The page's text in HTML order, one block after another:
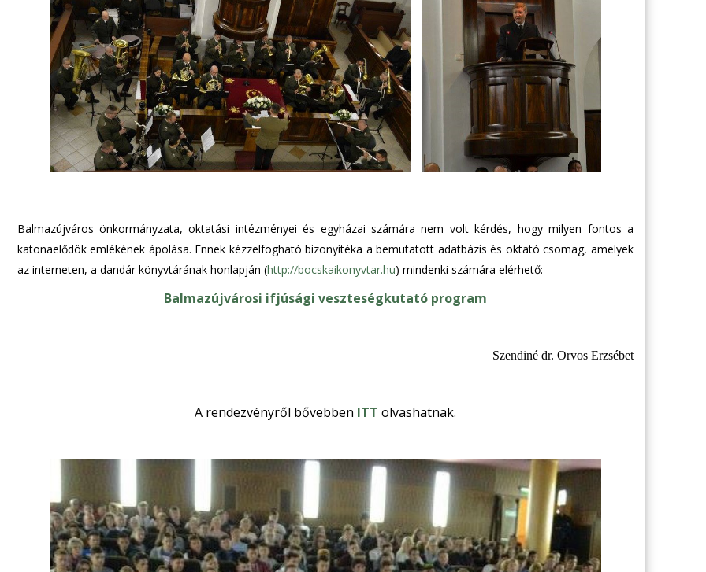
Balmazújváros önkormányzata, oktatási intézményei és egyházai számára nem volt kérdés, hogy milyen fontos a
katonaelődök emlékének ápolása. Ennek kézzelfogható bizonyítéka a bemutatott adatbázis és oktató csomag, amelyek
az interneten, a dandár könyvtárának honlapján (http://bocskaikonyvtar.hu) mindenki számára elérhető:
Balmazújvárosi ifjúsági veszteségkutató program
Szendiné dr. Orvos Erzsébet
A rendezvényről bővebben ITT olvashatnak.